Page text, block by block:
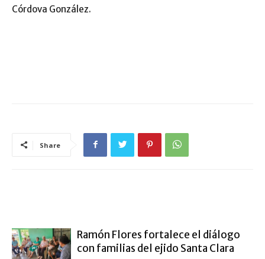
Córdova González.
Share
Ramón Flores fortalece el diálogo
con familias del ejido Santa Clara